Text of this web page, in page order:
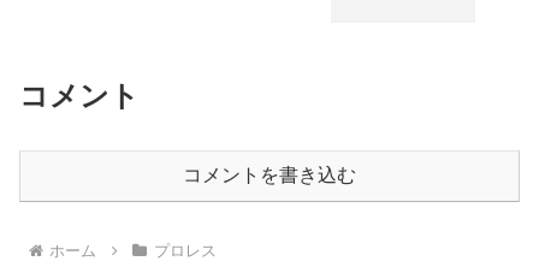
コメント
コメントを書き込む
ホーム プロレス